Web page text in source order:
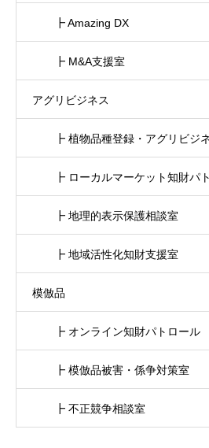
┣ Amazing DX
┣ M&A支援室
アグリビジネス
┣ 植物品種登録・アグリビジ
┣ ローカルマーケット知財パ
┣ 地理的表示保護相談室
┣ 地域活性化知財支援室
模倣品
┣ オンライン知財パトロール
┣ 模倣品被害・係争対策室
┣ 不正競争相談室